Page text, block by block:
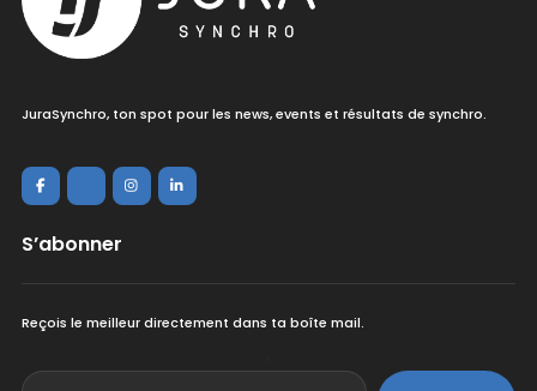
JuraSynchro, ton spot pour les news, events et résultats de synchro.
S’abonner
Reçois le meilleur directement dans ta boîte mail.